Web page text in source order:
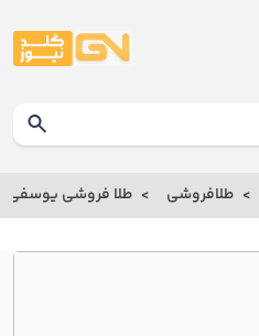
طلافروشی طلا فروشی يوسفي